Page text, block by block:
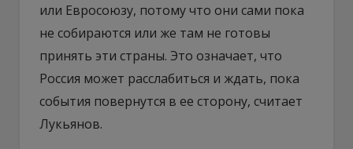
или Евросоюзу, потому что они сами пока
не собираются или же там не готовы
принять эти страны. Это означает, что
Россия может расслабиться и ждать, пока
события повернутся в ее сторону, считает
Лукьянов.